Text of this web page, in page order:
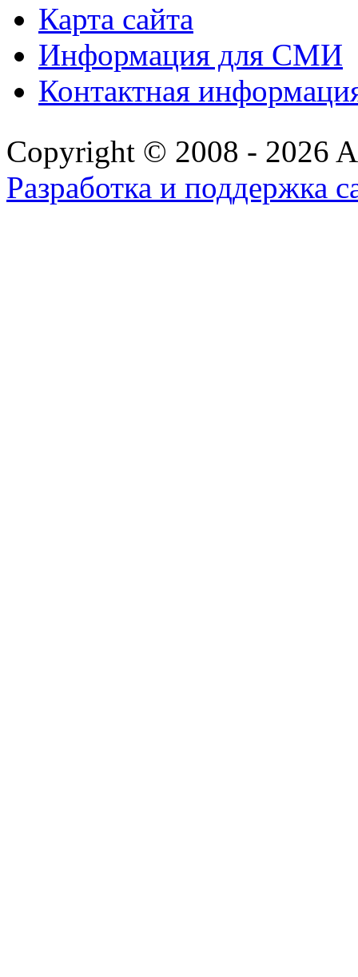
Карта сайта
Информация для СМИ
Контактная
Copyright © 2008 - 2026
Разработка и поддержка